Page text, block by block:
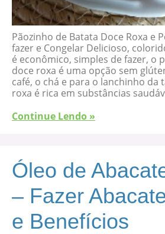
Pãozinho de Batata Doce Roxa e
fazer e Congelar Delicioso,
é econômico, simples de fazer, o
doce roxa é uma opção sem
café, o chá e para o lanchinho da
roxa é rica em substâncias
Continue Lendo »
Óleo de
– Fazer
e Benefícios